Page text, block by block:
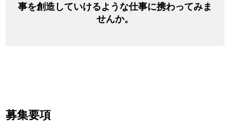
事を創造していけるような仕事に携わってみま
せんか。
募集要項